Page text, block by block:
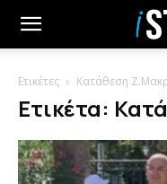
Ετικέτες Κατάθεση
Ετικέτα: